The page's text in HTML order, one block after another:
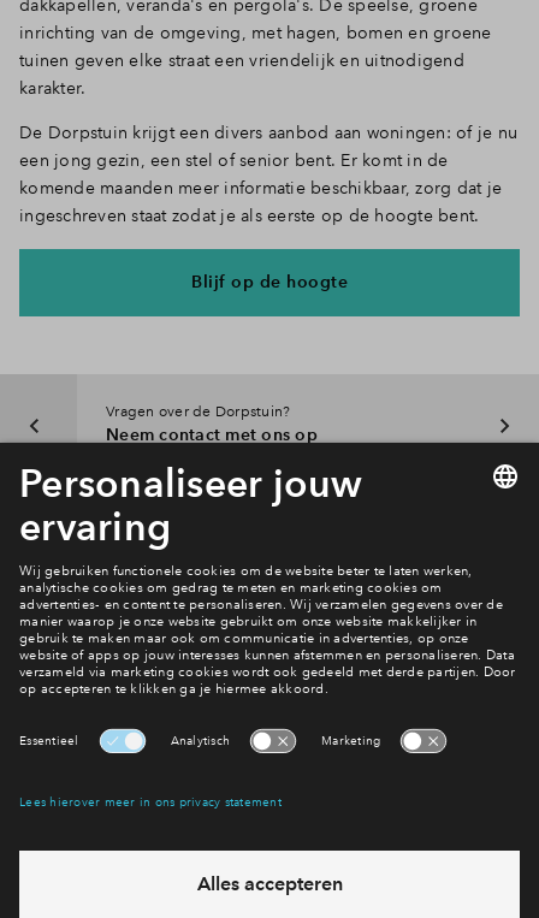
dakkapellen, veranda's en pergola's. De speelse, groene
inrichting van de omgeving, met hagen, bomen en groene
tuinen geven elke straat een vriendelijk en uitnodigend
karakter.
De Dorpstuin krijgt een divers aanbod aan woningen: of je nu
een jong gezin, een stel of senior bent. Er komt in de
komende maanden meer informatie beschikbaar, zorg dat je
ingeschreven staat zodat je als eerste op de hoogte bent.
Blijf op de hoogte
Vragen over de Dorpstuin?
Neem contact met ons op
Interesse? Meld je dan snel aan
Hiermee blijf je op de hoogte van het belangrijkste nieuws en
eventuele projecten
Ja, ik wil mij aanmelden
Heb je een vraag en wil je direct antwoord? Bel ons op
feestdagen)
vandaag gesloten, maandag zijn we vanaf